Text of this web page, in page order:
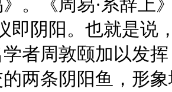
。《周易·系辞上
即阴阳。也就是说
者周敦颐加以发
两条阴阳鱼，形